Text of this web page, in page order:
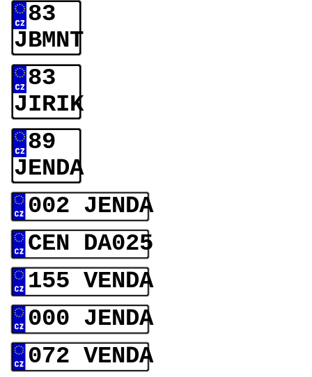
83
JBMNT
83
JIRIK
89
JENDA
002 JENDA
CEN DA025
155 VENDA
000 JENDA
072 VENDA